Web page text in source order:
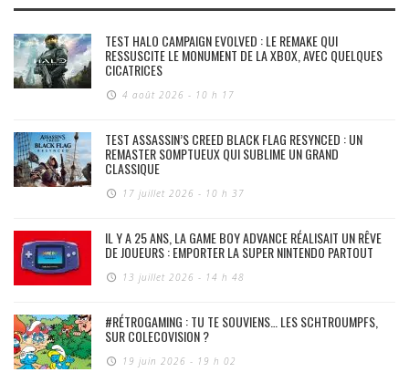
TEST HALO CAMPAIGN EVOLVED : LE REMAKE QUI
RESSUSCITE LE MONUMENT DE LA XBOX, AVEC QUELQUES
CICATRICES
4 août 2026 - 10 h 17
TEST ASSASSIN’S CREED BLACK FLAG RESYNCED : UN
REMASTER SOMPTUEUX QUI SUBLIME UN GRAND
CLASSIQUE
17 juillet 2026 - 10 h 37
IL Y A 25 ANS, LA GAME BOY ADVANCE RÉALISAIT UN RÊVE
DE JOUEURS : EMPORTER LA SUPER NINTENDO PARTOUT
13 juillet 2026 - 14 h 48
#RÉTROGAMING : TU TE SOUVIENS… LES SCHTROUMPFS,
SUR COLECOVISION ?
19 juin 2026 - 19 h 02